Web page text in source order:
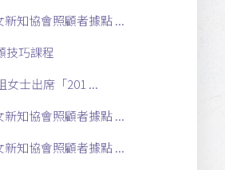
新知協會照顧者據點 ...
技巧課程
女士出席「201 ...
新知協會照顧者據點 ...
新知協會照顧者據點 ...